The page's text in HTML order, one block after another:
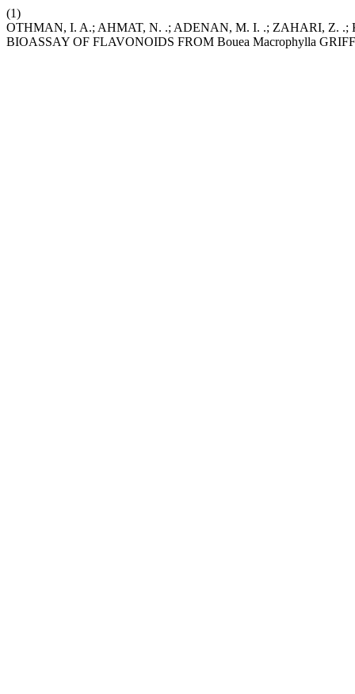
(1)
OTHMAN, I. A.; AHMAT, N. .; ADENAN, M. I. .; ZAHARI, Z.
BIOASSAY OF FLAVONOIDS FROM Bouea Macrophylla